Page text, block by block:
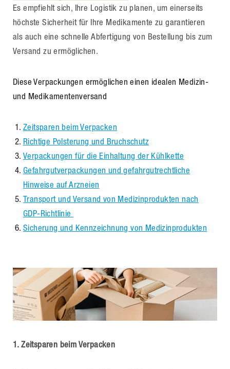
Es empfiehlt sich, Ihre Logistik zu planen, um einerseits
höchste Sicherheit für Ihre Medikamente zu garantieren
als auch eine schnelle Abfertigung von Bestellung bis zum
Versand zu ermöglichen.
Diese Verpackungen ermöglichen einen idealen Medizin-
und Medikamentenversand
Zeitsparen beim Verpacken
Richtige Polsterung und Bruchschutz
Verpackungen für die Einhaltung der Kühlkette
Gefahrgutverpackungen und gefahrgutrechtliche
Hinweise auf Arzneien
Transport und Versand von Medizinprodukten nach
GDP-Richtlinie
Sicherung und Kennzeichnung von Medizinprodukten
1. Zeitsparen beim Verpacken